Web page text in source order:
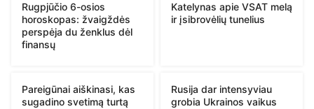
Rugpjūčio 6-osios
horoskopas: žvaigždės
perspėja du ženklus dėl
finansų
Katelynas apie VSAT melą
ir įsibrovėlių tunelius
Pareigūnai aiškinasi, kas
sugadino svetimą turtą
Rusija dar intensyviau
grobia Ukrainos vaikus